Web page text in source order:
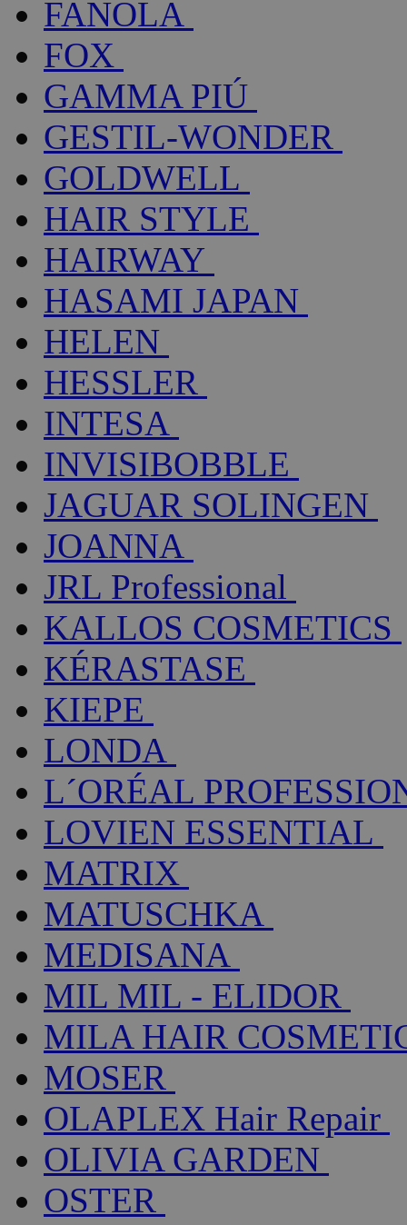
FANOLA
FOX
GAMMA PIÚ
GESTIL-WONDER
GOLDWELL
HAIR STYLE
HAIRWAY
HASAMI JAPAN
HELEN
HESSLER
INTESA
INVISIBOBBLE
JAGUAR SOLINGEN
JOANNA
JRL Professional
KALLOS COSMETICS
KÉRASTASE
KIEPE
LONDA
L´ORÉAL
LOVIEN ESSENTIAL
MATRIX
MATUSCHKA
MEDISANA
MIL MIL - ELIDOR
MILA HAIR
MOSER
OLAPLEX Hair Repair
OLIVIA GARDEN
OSTER